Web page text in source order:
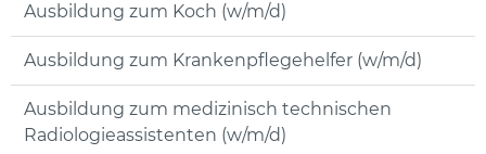
Ausbildung zum Koch (w/m/d)
Ausbildung zum Krankenpflegehelfer (w/m/d)
Ausbildung zum medizinisch technischen
Radiologieassistenten (w/m/d)